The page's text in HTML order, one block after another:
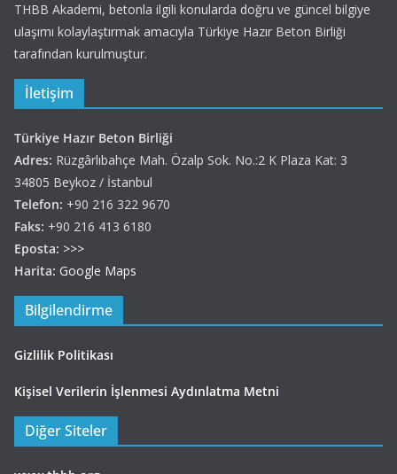
THBB Akademi, betonla ilgili konularda doğru ve güncel bilgiye
ulaşımı kolaylaştırmak amacıyla Türkiye Hazır Beton Birliği
tarafından kurulmuştur.
İletişim
Türkiye Hazır Beton Birliği
Adres: Rüzgârlıbahçe Mah. Özalp Sok. No.:2 K Plaza Kat: 3
34805 Beykoz / İstanbul
Telefon: +90 216 322 9670
Faks: +90 216 413 6180
Eposta: >>>
Harita: Google Maps
Bilgilendirme
Gizlilik Politikası
Kişisel Verilerin İşlenmesi Aydınlatma Metni
Diğer Siteler